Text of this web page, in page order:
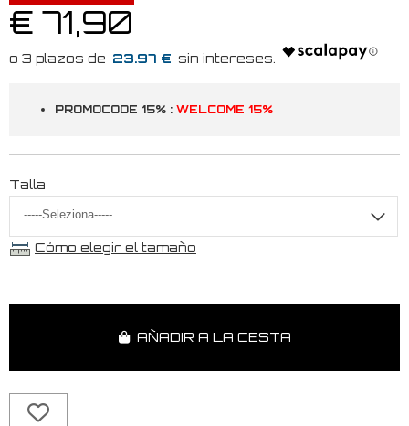
€ 71,90
23.97 €
PROMOCODE 15% : WELCOME 15%
Talla
Cómo elegir el tamaño
AÑADIR A LA CESTA